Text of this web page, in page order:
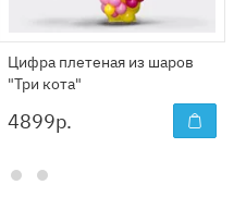
Цифра плетеная из шаров
"Три кота"
4899р.